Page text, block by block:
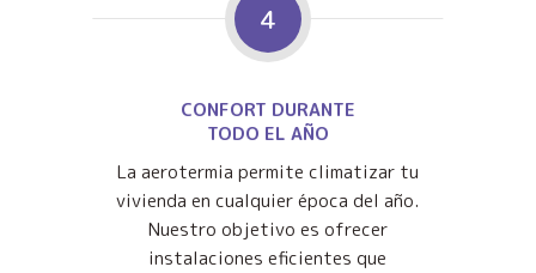
4
CONFORT DURANTE
TODO EL AÑO
La aerotermia permite climatizar tu
vivienda en cualquier época del año.
Nuestro objetivo es ofrecer
instalaciones eficientes que